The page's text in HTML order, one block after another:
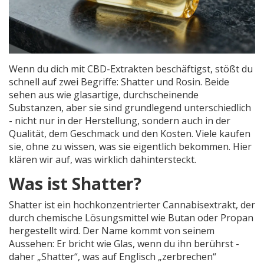
Wenn du dich mit CBD-Extrakten beschäftigst, stößt du
schnell auf zwei Begriffe: Shatter und Rosin. Beide
sehen aus wie glasartige, durchscheinende
Substanzen, aber sie sind grundlegend unterschiedlich
- nicht nur in der Herstellung, sondern auch in der
Qualität, dem Geschmack und den Kosten. Viele kaufen
sie, ohne zu wissen, was sie eigentlich bekommen. Hier
klären wir auf, was wirklich dahintersteckt.
Was ist Shatter?
Shatter ist ein hochkonzentrierter Cannabisextrakt, der
durch chemische Lösungsmittel wie Butan oder Propan
hergestellt wird. Der Name kommt von seinem
Aussehen: Er bricht wie Glas, wenn du ihn berührst -
daher „Shatter“, was auf Englisch „zerbrechen“